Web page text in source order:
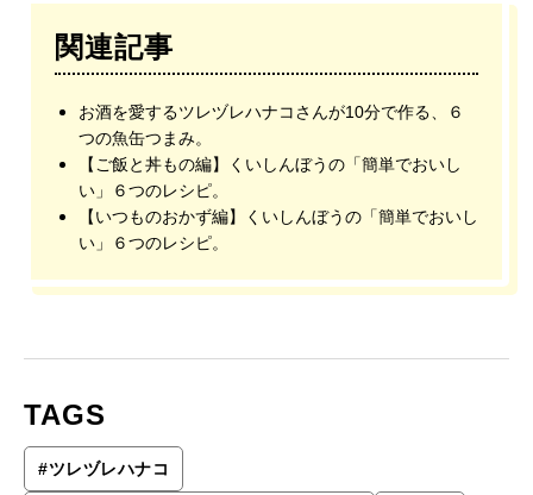
関連記事
お酒を愛するツレヅレハナコさんが10分で作る、６
つの魚缶つまみ。
【ご飯と丼もの編】くいしんぼうの「簡単でおいし
い」６つのレシピ。
【いつものおかず編】くいしんぼうの「簡単でおいし
い」６つのレシピ。
TAGS
#ツレヅレハナコ